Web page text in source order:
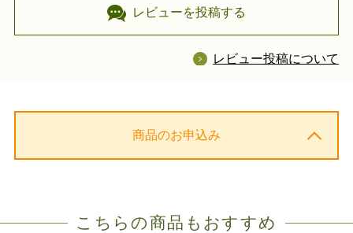
レビューを投稿する
レビュー投稿について
商品のお申込み
こちらの商品もおすすめ